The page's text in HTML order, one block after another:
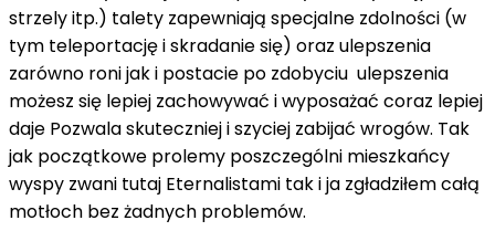
strzely itp.) talety zapewniają specjalne zdolności (w
tym teleportację i skradanie się) oraz ulepszenia
zarówno roni jak i postacie po zdobyciu ulepszenia
możesz się lepiej zachowywać i wyposażać coraz lepiej
daje Pozwala skuteczniej i szyciej zabijać wrogów. Tak
jak początkowe prolemy poszczególni mieszkańcy
wyspy zwani tutaj Eternalistami tak i ja zgładziłem całą
motłoch bez żadnych problemów.